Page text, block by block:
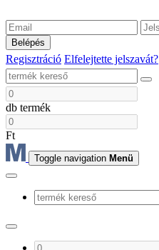
Belépés
Regisztráció Elfelejtette jelszavát?
db termék
Ft
Toggle navigation Menü